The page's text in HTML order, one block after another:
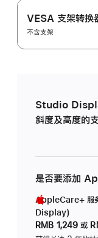
VESA 支架转换
不含支架
Studio
斜度及高度的
是否要添加
AppleCare+ 服
Display)
RMB 1,249 或